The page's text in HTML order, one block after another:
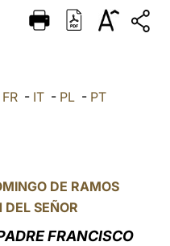
DEUTSCH
العربيّة FR - IT - PL - PT
DE RAMOS
DEL SEÑOR
FRANCISCO